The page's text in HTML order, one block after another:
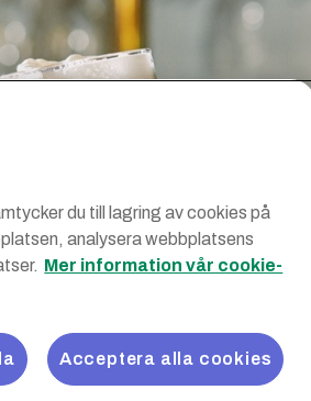
du till lagring av cookies på
analysera webbplatsens
Mer information vår cookie-
Acceptera alla cookies